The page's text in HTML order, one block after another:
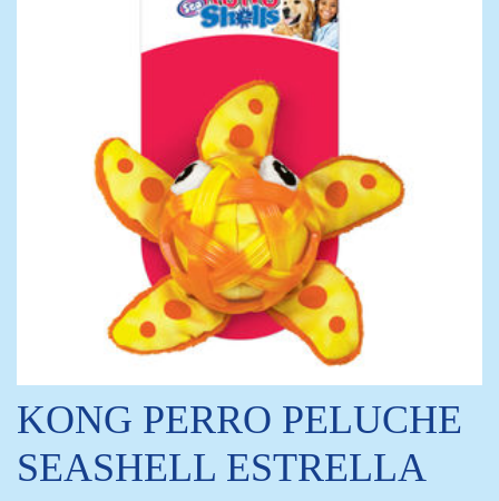
KONG PERRO PELUCHE
SEASHELL ESTRELLA